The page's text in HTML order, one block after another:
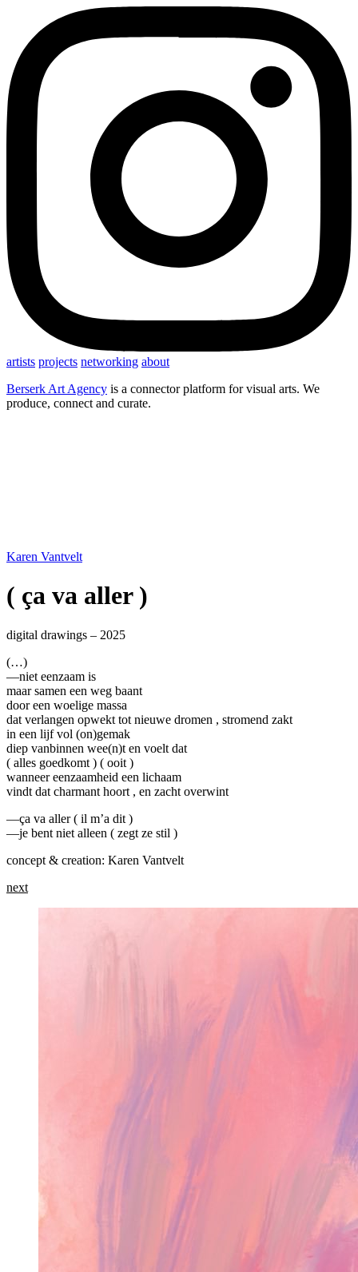
artists projects networking about
Berserk Art Agency is a connector platform for visual arts. We
produce, connect and curate.
Karen Vantvelt
( ça va aller )
digital drawings – 2025
(…)
—niet eenzaam is
maar samen een weg baant
door een woelige massa
dat verlangen opwekt tot nieuwe dromen , stromend zakt
in een lijf vol (on)gemak
diep vanbinnen wee(n)t en voelt dat
( alles goedkomt ) ( ooit )
wanneer eenzaamheid een lichaam
vindt dat charmant hoort , en zacht overwint
—ça va aller ( il m’a dit )
—je bent niet alleen ( zegt ze stil )
concept & creation: Karen Vantvelt
next